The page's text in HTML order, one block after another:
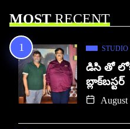
MOSTRECENT
STUDIO
డిసి తో
బ్లాక్‌బస్టర్
August